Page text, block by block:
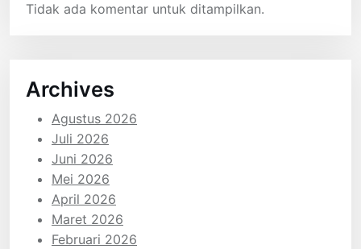
Tidak ada komentar untuk ditampilkan.
Archives
Agustus 2026
Juli 2026
Juni 2026
Mei 2026
April 2026
Maret 2026
Februari 2026